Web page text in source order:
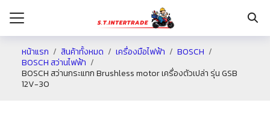
หน้าแรก สินค้าทั้งหมด เครื่องมือไฟฟ้า
BOSCH
BOSCH สว่านไฟฟ้า
BOSCH สว่านกระแทก Brushless motor เครื่องตัวเปล่า รุ่น GSB
12V-30